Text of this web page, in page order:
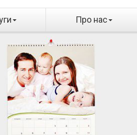
Про нас